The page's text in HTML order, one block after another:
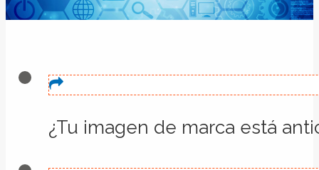
¿Tu imagen de marca está